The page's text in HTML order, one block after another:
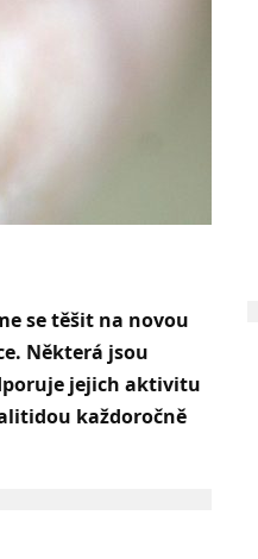
se těšit na novou
Některá jsou
jejich aktivitu
každoročně